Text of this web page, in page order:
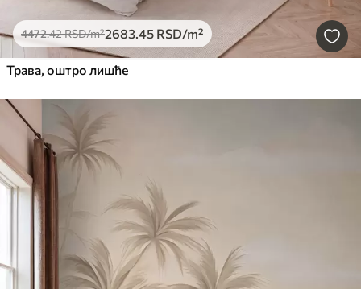
4472.42RSD/m²2683.45 RSD/m²
Трава, оштро лишће